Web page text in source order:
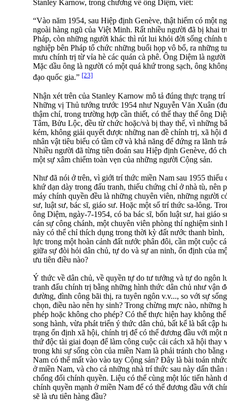
Stanley Karnow, trong chương về ông Diệm, viết:
“Vào năm 1954, sau Hiệp định Genève, thật hiếm có một
ngoài hàng ngũ của Việt Minh. Rất nhiều người đã bị khai
Pháp, còn những người khác thì rút lui khỏi đời sống chính
nghiệp bên Pháp tổ chức những buổi họp vô bổ, ra những
mưu chính trị từ vỉa hè các quán cà phê. Ông Diệm là
Mặc dầu ông là người có một quá khứ trong sạch, ông
đạo quốc gia.” [23]
Nhận xét trên của Stanley Karnow mô tả đúng thực trạng
Những vị Thủ tướng trước 1954 như Nguyễn Văn Xuân
thậm chí, trong trường hợp cần thiết, có thể thay thế ông
Tâm, Bửu Lộc, đều từ chức hoặc/và bị thay thế, vì những
kém, không giải quyết được những nan đề chính trị, xã hội
nhân vật tiêu biểu có tầm cỡ và khả năng để đứng ra lãnh
Nhiều người đã từng tiên đoán sau Hiệp định Genève, đó
một sự xâm chiếm toàn vẹn của những người Cộng sản.
Như đã nói ở trên, vì giới trí thức miền Nam sau 1955 thiếu
khứ dạn dày trong đấu tranh, thiếu chứng chỉ ở nhà tù, nên
máy chính quyền đều là những chuyên viên, những người
sư, luật sư, bác sĩ, giáo sư. Hoặc một số trí thức sa-lông.
ông Diệm, ngày-7-1954, có ba bác sĩ, bốn luật sư, hai giáo
cán sự công chánh, một chuyên viên phòng thí nghiệm
này có thể chỉ thích dụng trong thời kỳ đất nước thanh
lực trong một hoàn cảnh đất nước phân đôi, cần một cuộc
giữa sự đòi hỏi dân chủ, tự do và sự an ninh, ổn định của
ưu tiên điều nào?
Ý thức về dân chủ, về quyền tự do tư tưởng và tự do ngôn
tranh đấu chính trị bằng những hình thức dân chủ như vận
đường, đình công bãi thị, ra tuyên ngôn v.v..., so với sự
chọn, điều nào nên hy sinh? Trong chừng mực nào, những
phép hoặc không cho phép? Có thể thực hiện hay không
song hành, vừa phát triển ý thức dân chủ, bất kể là bất cập
trạng ổn định xã hội, chính trị để có thể đương đầu với một
thứ độc tài giai đoạn để làm công cuộc cải cách xã hội
trong khi sự sống còn của miền Nam là phải tránh cho
Nam có thể mất vào vào tay Cộng sản? Ðây là bài toán
ở miền Nam, và cho cả những nhà trí thức sau này dấn
chống đối chính quyền. Liệu có thể cùng một lúc tiến hành
chính quyền mạnh ở miền Nam để có thể đương đầu với
sẽ là ưu tiên hàng đầu?